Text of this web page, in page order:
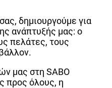
δημιουργούμε για
ανάπτυξής μας: o
πελάτες, τους
μας στη SABO
προς όλους, η